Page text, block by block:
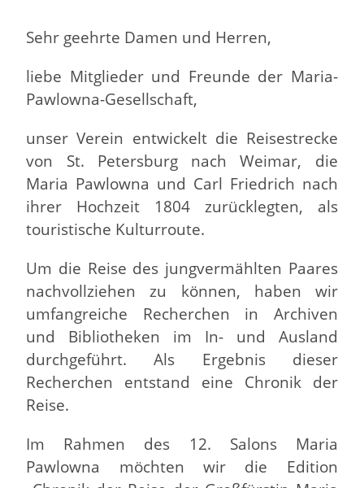
Sehr geehrte Damen und Herren,
liebe Mitglieder und Freunde der Maria-
Pawlowna-Gesellschaft,
unser Verein entwickelt die Reisestrecke
von St. Petersburg nach Weimar, die
Maria Pawlowna und Carl Friedrich nach
ihrer Hochzeit 1804 zurücklegten, als
touristische Kulturroute.
Um die Reise des jungvermählten Paares
nachvollziehen zu können, haben wir
umfangreiche Recherchen in Archiven
und Bibliotheken im In- und Ausland
durchgeführt. Als Ergebnis dieser
Recherchen entstand eine Chronik der
Reise.
Im Rahmen des 12. Salons Maria
Pawlowna möchten wir die Edition